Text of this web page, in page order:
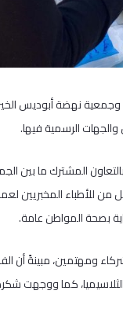
نهضة أبوديس
الرسمية فيها.
المشترك ما بين
للأطباء المخبريين
بصحة المواطن عامة.
ومهتمين، مبينةً أن
كما ووجهت